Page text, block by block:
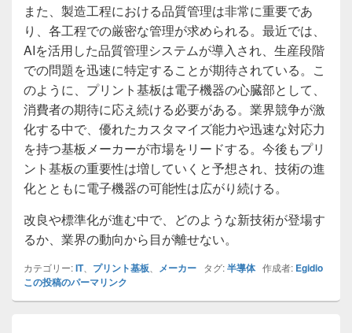
また、製造工程における品質管理は非常に重要であ
り、各工程での厳密な管理が求められる。最近では、
AIを活用した品質管理システムが導入され、生産段階
での問題を迅速に特定することが期待されている。こ
のように、プリント基板は電子機器の心臓部として、
消費者の期待に応え続ける必要がある。業界競争が激
化する中で、優れたカスタマイズ能力や迅速な対応力
を持つ基板メーカーが市場をリードする。今後もプリ
ント基板の重要性は増していくと予想され、技術の進
化とともに電子機器の可能性は広がり続ける。
改良や標準化が進む中で、どのような新技術が登場す
るか、業界の動向から目が離せない。
カテゴリー:IT、 プリント基板 メーカー タグ:半導体作成者: Egidio
この投稿のパーマリンク